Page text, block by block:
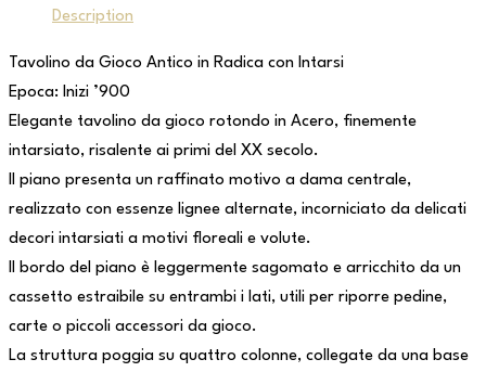
Description
Tavolino da Gioco Antico in Radica con Intarsi
Epoca: Inizi ’900
Elegante tavolino da gioco rotondo in Acero, finemente
intarsiato, risalente ai primi del XX secolo.
Il piano presenta un raffinato motivo a dama centrale,
realizzato con essenze lignee alternate, incorniciato da delicati
decori intarsiati a motivi floreali e volute.
Il bordo del piano è leggermente sagomato e arricchito da un
cassetto estraibile su entrambi i lati, utili per riporre pedine,
carte o piccoli accessori da gioco.
La struttura poggia su quattro colonne, collegate da una base